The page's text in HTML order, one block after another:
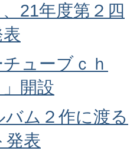
21年度第２四
ューブｃｈ
」開設
ム２作に渡る
発表